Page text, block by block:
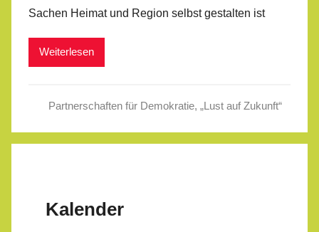
Sachen Heimat und Region selbst gestalten ist
Weiterlesen
Partnerschaften für Demokratie, „Lust auf Zukunft“
Kalender